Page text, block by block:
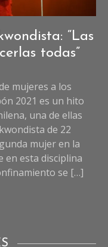
,
“Las
todas”
mujeres a los
2021 es un hito
una de ellas
de 22
mujer en la
en esta disciplina
se […]